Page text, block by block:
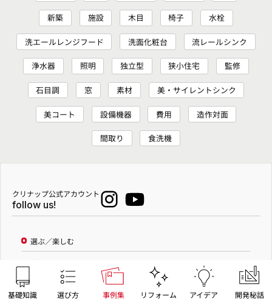
基礎知識 選び方 事例集 リフォーム アイデア 開発秘話
新築 施設 木目 椅子 水栓
洗エールレンジフード 洗面化粧台 流レールシンク
浄水器 照明 独立型 狭小住宅 監修
石目調 窓 素材 美・サイレントシンク
美コート 設備機器 費用 造作対面
間取り 食洗機
クリナップ公式アカウント
follow us!
選ぶ／楽しむ